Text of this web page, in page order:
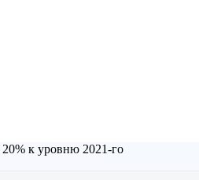
к уровню 2021-го